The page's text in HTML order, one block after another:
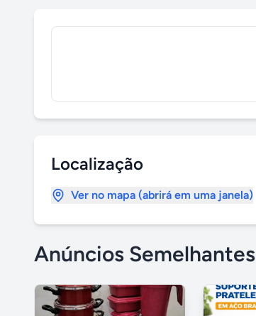
Localização
Ver no mapa (abrirá em uma janela)
Anúncios Semelhantes